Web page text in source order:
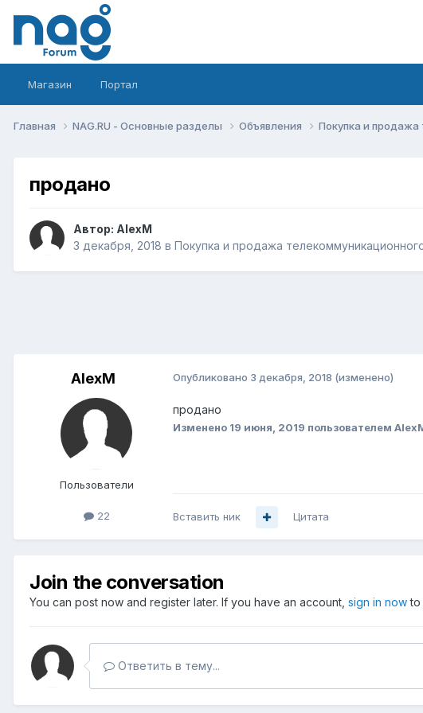
Магазин Портал
Главная NAG.RU - Основные разделы Объявления Покупка и продажа
продано
Автор: AlexM
3 декабря, 2018 в Покупка и продажа
AlexM
Пользователи
22
Опубликовано 3 декабря, 2018 (изменено)
продано
Изменено 19 июня, 2019 пользователем
Вставить ник Цитата
Join the conversation
You can post now and register later. If you have an account, sign in nowto
Ответить в тему...